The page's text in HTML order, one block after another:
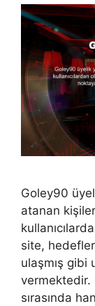
Goley90
atanan
site,
ulaşmış gibi
vermektedir.
sırasında